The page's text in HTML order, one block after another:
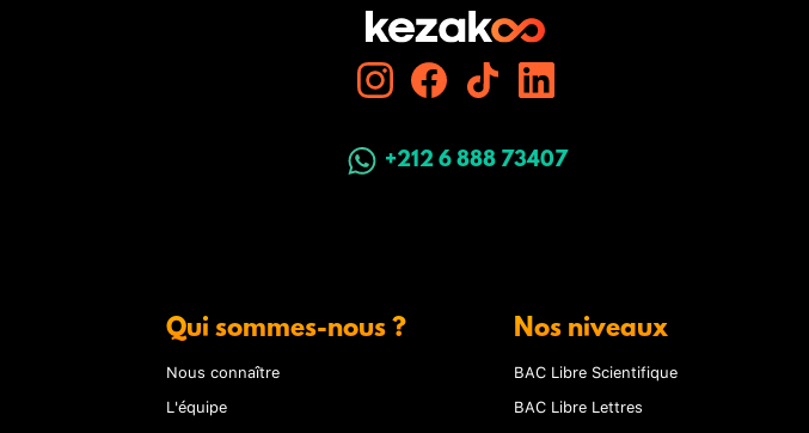
+212 6 888 73407
Qui sommes-nous ?
Nous connaître
L'équipe
Nos niveaux
BAC Libre Scientifique
BAC Libre Lettres